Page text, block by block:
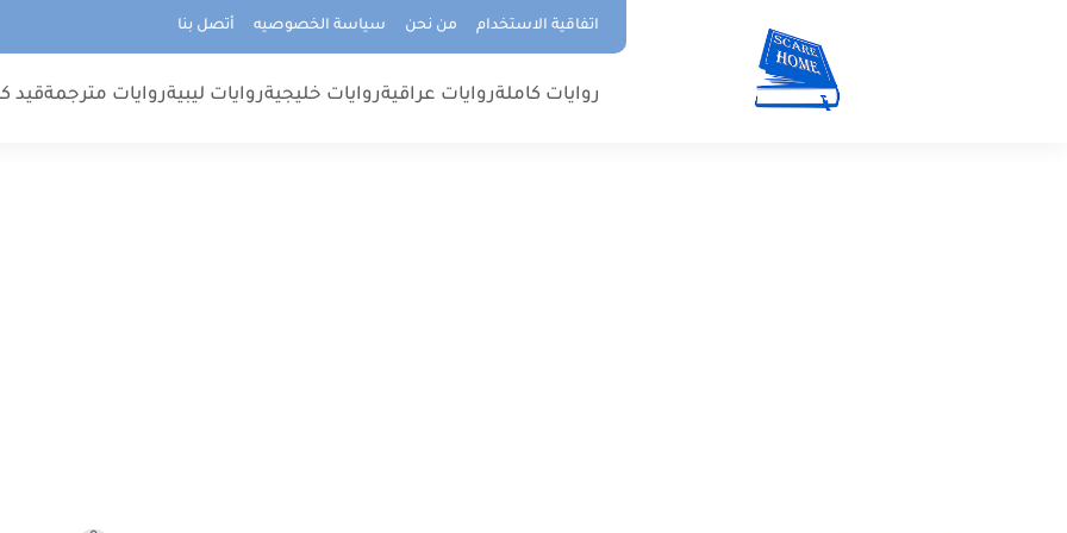
اتفاقية الاستخدام من نحن سياسة الخصوصيه أتصل بنا
روايات كاملةروايات عراقيةروايات خليجيةروايات ليبيةروايات مترجمةقيد